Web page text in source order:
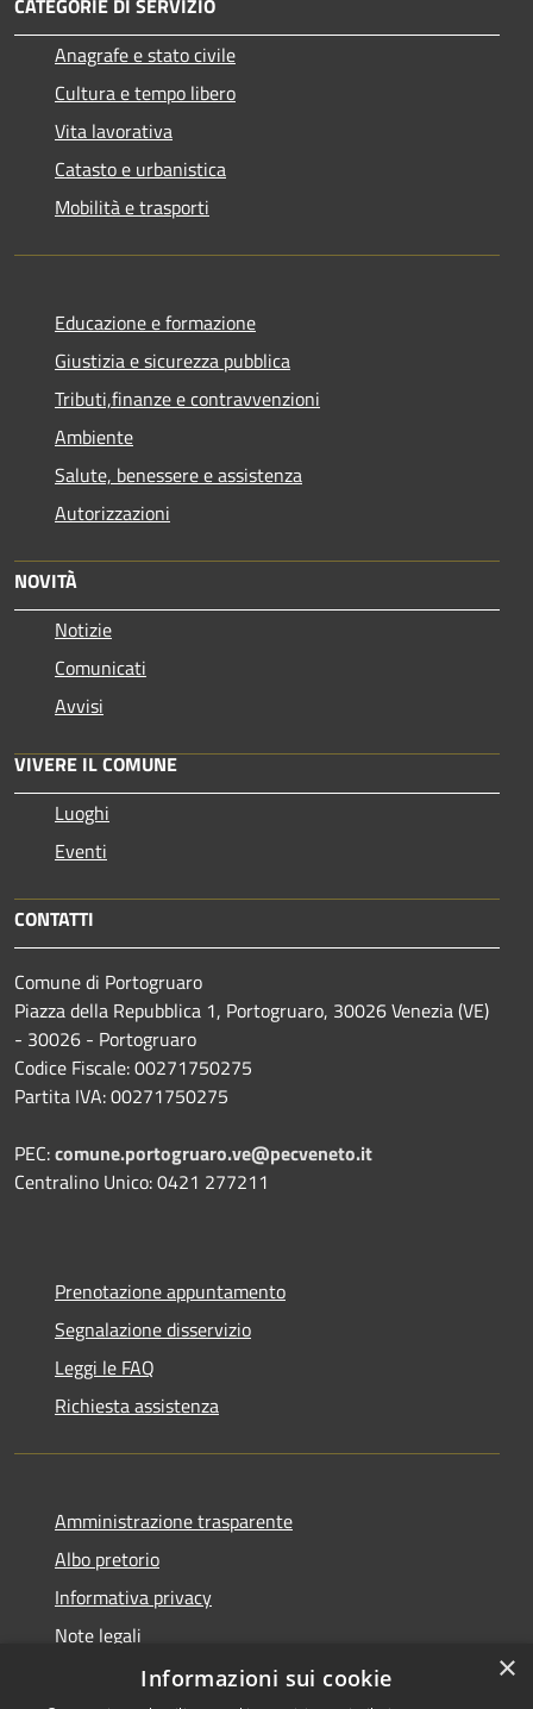
CATEGORIE DI SERVIZIO
Anagrafe e stato civile
Cultura e tempo libero
Vita lavorativa
Catasto e urbanistica
Mobilità e trasporti
Educazione e formazione
Giustizia e sicurezza pubblica
Tributi,finanze e contravvenzioni
Ambiente
Salute, benessere e assistenza
Autorizzazioni
NOVITÀ
Notizie
Comunicati
Avvisi
VIVERE IL COMUNE
Luoghi
Eventi
CONTATTI
Comune di Portogruaro
Piazza della Repubblica 1, Portogruaro, 30026 Venezia (VE)
- 30026 - Portogruaro
Codice Fiscale: 00271750275
Partita IVA: 00271750275
PEC:comune.portogruaro.ve@pecveneto.it
Centralino Unico: 0421 277211
Prenotazione appuntamento
Segnalazione disservizio
Leggi le FAQ
Richiesta assistenza
Amministrazione trasparente
Albo pretorio
Informativa privacy
Note legali
Dichiarazione di accessibilità
×
Informazioni sui cookie